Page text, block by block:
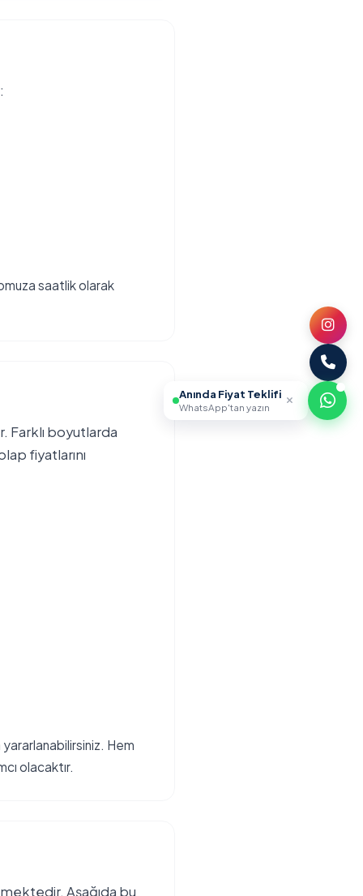
saatlik olarak
Farklı boyutlarda
fiyatlarını
Hem
olacaktır.
Aşağıda bu
Anında Fiyat Teklifi
WhatsApp'tan yazın